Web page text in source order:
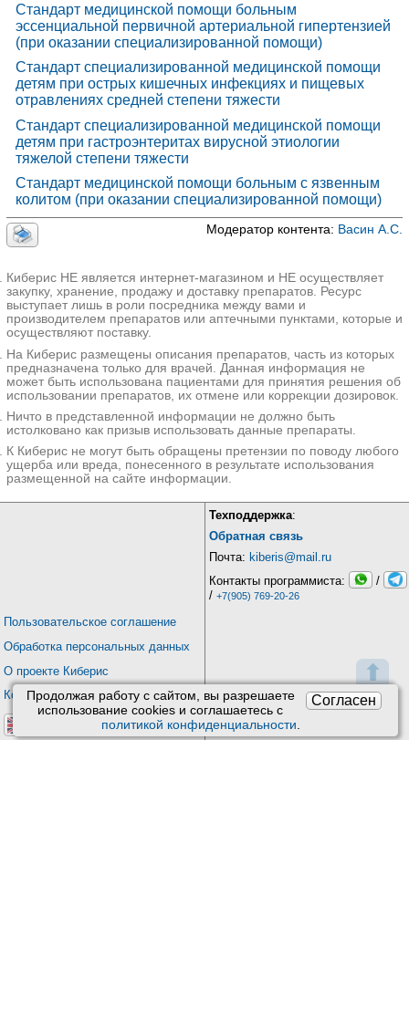
⬆
Согласен
Продолжая работу с сайтом, вы разрешаете
использование сookies и соглашаетесь с
политикой конфиденциальности.
Стандарт медицинской помощи больным
эссенциальной первичной артериальной гипертензией
(при оказании специализированной помощи)
Стандарт специализированной медицинской помощи
детям при острых кишечных инфекциях и пищевых
отравлениях средней степени тяжести
Стандарт специализированной медицинской помощи
детям при гастроэнтеритах вирусной этиологии
тяжелой степени тяжести
Стандарт медицинской помощи больным с язвенным
колитом (при оказании специализированной помощи)
Модератор контента: Васин А.С.
Киберис НЕ является интернет-магазином и НЕ осуществляет
закупку, хранение, продажу и доставку препаратов. Ресурс
выступает лишь в роли посредника между вами и
производителем препаратов или аптечными пунктами, которые и
осуществляют поставку.
На Киберис размещены описания препаратов, часть из которых
предназначена только для врачей. Данная информация не
может быть использована пациентами для принятия решения об
использовании препаратов, их отмене или коррекции дозировок.
Ничто в представленной информации не должно быть
истолковано как призыв использовать данные препараты.
К Киберис не могут быть обращены претензии по поводу любого
ущерба или вреда, понесенного в результате использования
размещенной на сайте информации.
Пользовательское соглашение
Обработка персональных данных
О проекте Киберис
Контакты
Техподдержка:
Обратная связь
Почта: kiberis@mail.ru
Контакты программиста:
/
/ +7(905) 769-20-26